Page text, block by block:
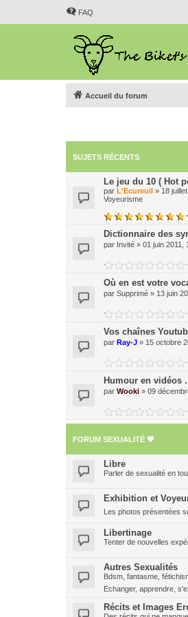
FAQ
Accueil du forum
SUJETS RÉCENTS
Le jeu du 10 ( Hot
par L'Ecureuil » 18
Voyeurisme
Dictionnaire des
par Invité » 01 juin 2011,
Où en est votre
par Supprimé » 13 juin
Vos chaînes
par Ray-J » 15 octobre
Humour en vidéos
par Wooki » 09
FORUM SEXUALITÉ 💗
Libre
Parler de sexualité en
Exhibition et
Les photos présentées
Libertinage
Tenter de nouvelles
Autres Sexualités
Bdsm, fantasme,
Echanger, apprendre,
Récits et Images